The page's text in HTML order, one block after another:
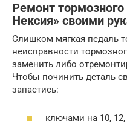
Ремонт
Нексия» своими
Слишком мягкая педаль
неисправности
заменить либо
Чтобы починить деталь
запастись:
ключами на 10, 12,